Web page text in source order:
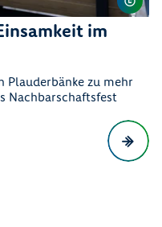
im
Plauderbänke zu mehr
Nachbarschaftsfest